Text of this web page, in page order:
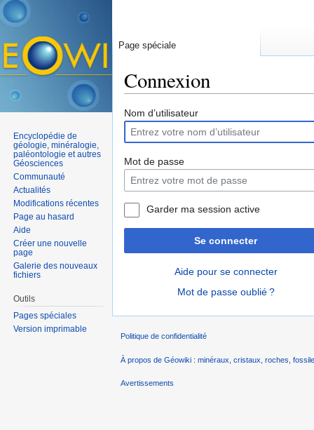
Connexion
Nom d’utilisateur
Mot de passe
Garder ma session active
Se connecter
Aide pour se connecter
Mot de passe oublié ?
Page spéciale
Encyclopédie de
géologie, minéralogie,
paléontologie et autres
Géosciences
Communauté
Actualités
Modifications récentes
Page au hasard
Aide
Créer une nouvelle
page
Galerie des nouveaux
fichiers
Outils
Pages spéciales
Version imprimable
Politique de confidentialité
À propos de Géowiki : minéraux, cristaux, roches,
Avertissements